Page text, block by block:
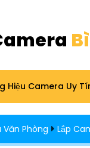
Hiệu Camera Uy
Phòng Lắp